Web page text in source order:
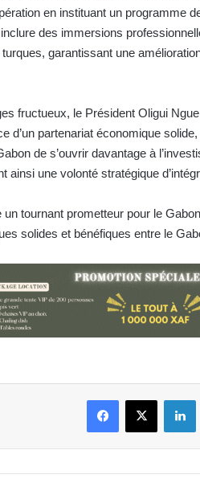
en instituant un programme
des immersions
garantissant une
fructueux, le Président Oligui
d’un partenariat économique
de s’ouvrir davantage à
ainsi une volonté stratégique
tournant prometteur pour le
solides et bénéfiques entre le
FacebookX